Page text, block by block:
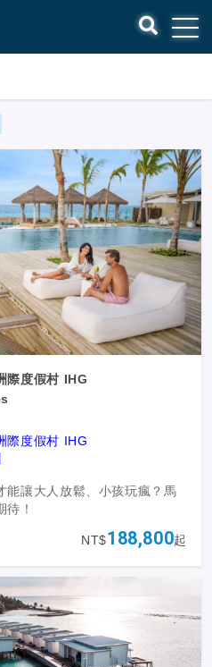
際度假村 IHG
際度假村 IHG
能讓大人放鬆、小孩玩瘋？馬
！
、遊樂園、自然探索、手作、
SPA、酒吧小酌、出海看海
餐、下午茶、雞尾酒時段，
從早到晚被寵愛。
NT$188,800起